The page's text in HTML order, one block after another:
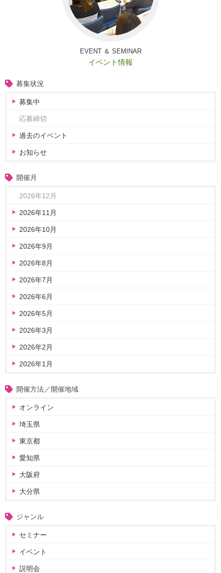
EVENT ＆ SEMINAR
イベント情報
募集状況
募集中
応募締切
過去のイベント
お知らせ
開催月
2026年12月
2026年11月
2026年10月
2026年9月
2026年8月
2026年7月
2026年6月
2026年5月
2026年3月
2026年2月
2026年1月
開催方法／開催地域
オンライン
埼玉県
東京都
愛知県
大阪府
大分県
ジャンル
セミナー
イベント
説明会